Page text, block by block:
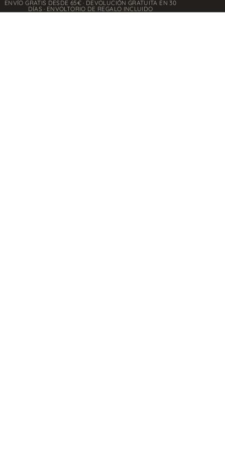
ENVÍO GRATIS DESDE 65€ · DEVOLUCIÓN GRATUITA EN 30
DÍAS · ENVOLTORIO DE REGALO INCLUIDO